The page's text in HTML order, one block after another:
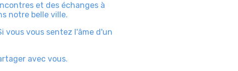
et des échanges à
notre belle ville.
vous vous sentez l'âme d'un
avec vous.